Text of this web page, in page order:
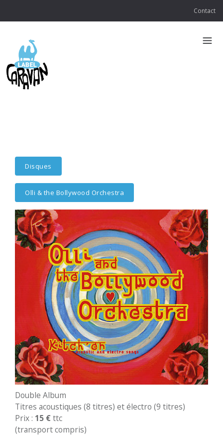
Contact
Disques
Olli & the Bollywood Orchestra
Double Album
Titres acoustiques (8 titres) et électro (9 titres)
Prix : 15 € ttc
(transport compris)